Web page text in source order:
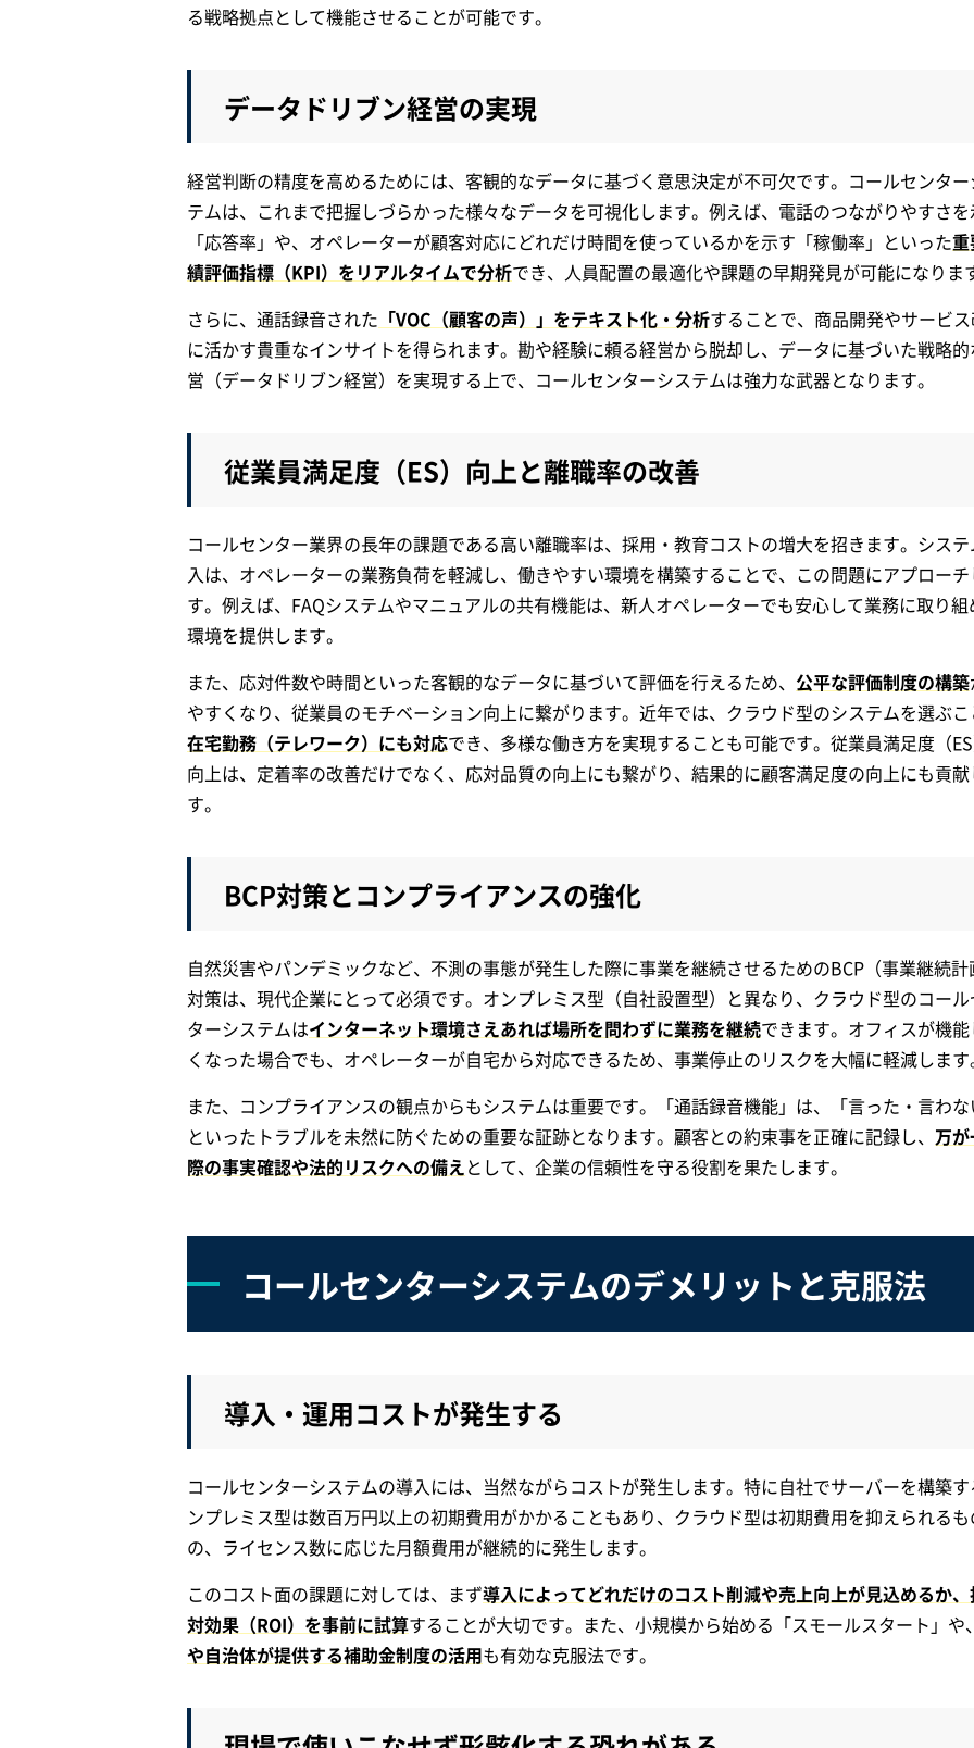
る戦略拠点として機能させることが可能です。
データドリブン経営の実現
経営判断の精度を高めるためには、客観的なデータに基づく意思決定が不可欠です。コールセンター
テムは、これまで把握しづらかった様々なデータを可視化します。例えば、電話のつながりやすさを
「応答率」や、オペレーターが顧客対応にどれだけ時間を使っているかを示す「稼働率」といった
績評価指標（KPI）をリアルタイムで分析でき、人員配置の最適化や課題の早期発見が可能になりま
さらに、通話録音された 「VOC（顧客の声）」をテキスト化・分析することで、商品開発やサービ
に活かす貴重なインサイトを得られます。勘や経験に頼る経営から脱却し、データに基づいた戦略
営（データドリブン経営）を実現する上で、コールセンターシステムは強力な武器となります。
従業員満足度（ES）向上と離職率の改善
コールセンター業界の長年の課題である高い離職率は、採用・教育コストの増大を招きます。シス
入は、オペレーターの業務負荷を軽減し、働きやすい環境を構築することで、この問題にアプローチ
す。例えば、FAQシステムやマニュアルの共有機能は、新人オペレーターでも安心して業務に取り組
環境を提供します。
また、応対件数や時間といった客観的なデータに基づいて評価を行えるため、 公平な評価制度の構築
やすくなり、従業員のモチベーション向上に繋がります。近年では、クラウド型のシステムを選ぶこ
在宅勤務（テレワーク）にも対応でき、多様な働き方を実現することも可能です。従業員満足度（
向上は、定着率の改善だけでなく、応対品質の向上にも繋がり、結果的に顧客満足度の向上にも貢献
す。
BCP対策とコンプライアンスの強化
自然災害やパンデミックなど、不測の事態が発生した際に事業を継続させるためのBCP（事業継続計
対策は、現代企業にとって必須です。オンプレミス型（自社設置型）と異なり、クラウド型のコール
ターシステムはインターネット環境さえあれば場所を問わずに業務を継続できます。オフィスが機能
くなった場合でも、オペレーターが自宅から対応できるため、事業停止のリスクを大幅に軽減します
また、コンプライアンスの観点からもシステムは重要です。「通話録音機能」は、「言った・言わな
といったトラブルを未然に防ぐための重要な証跡となります。顧客との約束事を正確に記録し、 万
際の事実確認や法的リスクへの備えとして、企業の信頼性を守る役割を果たします。
コールセンターシステムのデメリットと克服法
導入・運用コストが発生する
コールセンターシステムの導入には、当然ながらコストが発生します。特に自社でサーバーを構築す
ンプレミス型は数百万円以上の初期費用がかかることもあり、クラウド型は初期費用を抑えられるも
の、ライセンス数に応じた月額費用が継続的に発生します。
このコスト面の課題に対しては、まず導入によってどれだけのコスト削減や売上向上が見込めるか
対効果（ROI）を事前に試算することが大切です。また、小規模から始める「スモールスタート」や、
や自治体が提供する補助金制度の活用も有効な克服法です。